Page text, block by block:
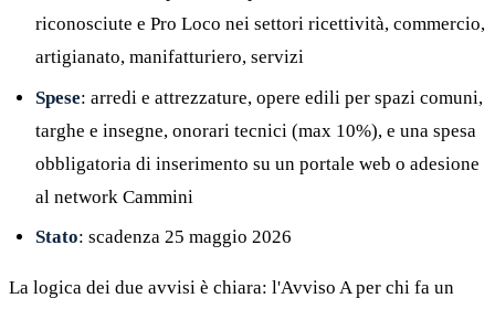
riconosciute e Pro Loco nei settori ricettività, commercio,
artigianato, manifatturiero, servizi
Spese: arredi e attrezzature, opere edili per spazi comuni,
targhe e insegne, onorari tecnici (max 10%), e una spesa
obbligatoria di inserimento su un portale web o adesione
al network Cammini
Stato: scadenza 25 maggio 2026
La logica dei due avvisi è chiara: l'Avviso A per chi fa un